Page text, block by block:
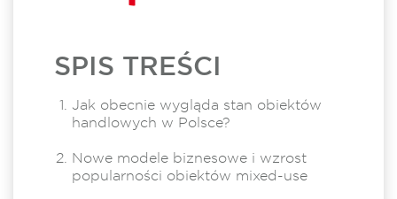
SPIS TREŚCI
Jak obecnie wygląda stan obiektów
handlowych w Polsce?
Nowe modele biznesowe i wzrost
popularności obiektów mixed-use